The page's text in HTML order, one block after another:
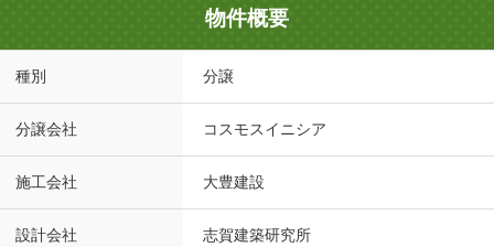
物件概要
種別 分譲
分譲会社 コスモスイニシア
施工会社 大豊建設
設計会社 志賀建築研究所